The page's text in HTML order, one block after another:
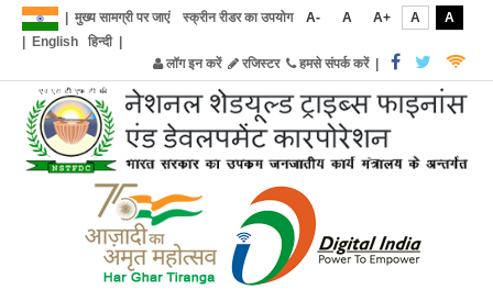
मुख्य सामग्री पर जाएं स्क्रीन रीडर का उपयोग A- A A+ A
A
English हिन्दी|
लॉग इन करें
रजिस्टर हमसे संपर्क करें|